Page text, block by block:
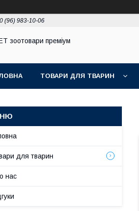
(96) 983-10-06
зоотовари преміум
ТОВАРИ ДЛЯ ТВАРИН
для тварин
нас